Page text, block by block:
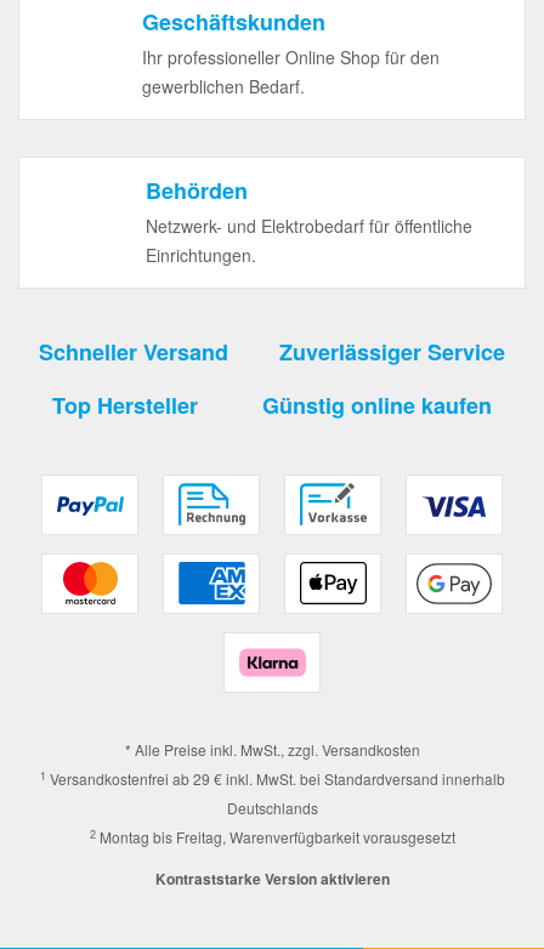
Geschäftskunden
Ihr professioneller Online Shop für den
gewerblichen Bedarf.
Behörden
Netzwerk- und Elektrobedarf für öffentliche
Einrichtungen.
Schneller Versand
Zuverlässiger Service
Top Hersteller
Günstig online kaufen
* Alle Preise inkl. MwSt., zzgl. Versandkosten
1 Versandkostenfrei ab 29 € inkl. MwSt. bei Standardversand innerhalb
Deutschlands
2Montag bis Freitag, Warenverfügbarkeit vorausgesetzt
Kontraststarke Version aktivieren